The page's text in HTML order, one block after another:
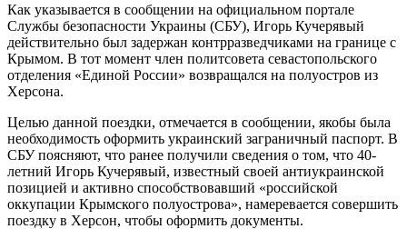
Как указывается в сообщении на официальном портале
Службы безопасности Украины (СБУ), Игорь Кучерявый
действительно был задержан контрразведчиками на границе с
Крымом. В тот момент член политсовета севастопольского
отделения «Единой России» возвращался на полуостров из
Херсона.
Целью данной поездки, отмечается в сообщении, якобы была
необходимость оформить украинский заграничный паспорт. В
СБУ поясняют, что ранее получили сведения о том, что 40-
летний Игорь Кучерявый, известный своей антиукраинской
позицией и активно способствовавший «российской
оккупации Крымского полуострова», намеревается совершить
поездку в Херсон, чтобы оформить документы.